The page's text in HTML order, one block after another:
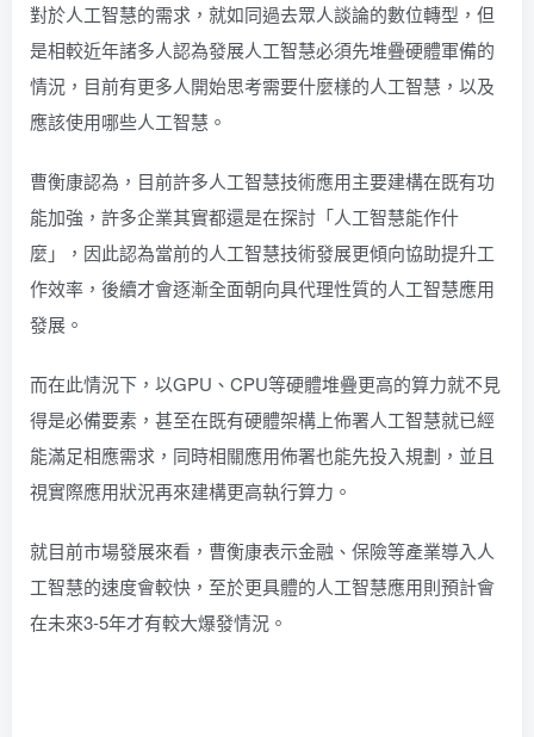
對於人工智慧的需求，就如同過去眾人談論的數位轉型，但
是相較近年諸多人認為發展人工智慧必須先堆疊硬體軍備的
情況，目前有更多人開始思考需要什麼樣的人工智慧，以及
應該使用哪些人工智慧。
曹衡康認為，目前許多人工智慧技術應用主要建構在既有功
能加強，許多企業其實都還是在探討「人工智慧能作什
麼」，因此認為當前的人工智慧技術發展更傾向協助提升工
作效率，後續才會逐漸全面朝向具代理性質的人工智慧應用
發展。
而在此情況下，以GPU、CPU等硬體堆疊更高的算力就不見
得是必備要素，甚至在既有硬體架構上佈署人工智慧就已經
能滿足相應需求，同時相關應用佈署也能先投入規劃，並且
視實際應用狀況再來建構更高執行算力。
就目前市場發展來看，曹衡康表示金融、保險等產業導入人
工智慧的速度會較快，至於更具體的人工智慧應用則預計會
在未來3-5年才有較大爆發情況。